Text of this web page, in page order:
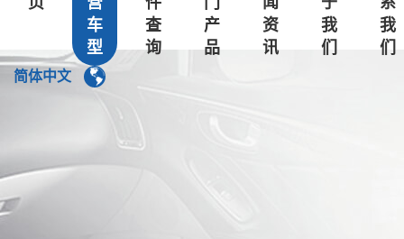
车
型
东风风光
郑州日产
查
询
产
品
资
讯
我
们
我
们
简体中文